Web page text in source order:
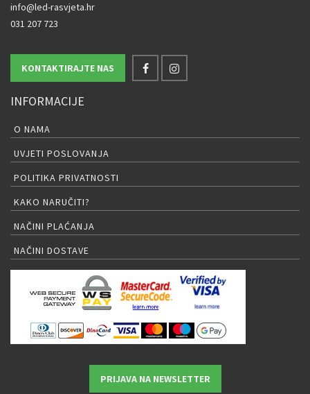
info@led-rasvjeta.hr
031 207 723
KONTAKTIRAJTE NAS
INFORMACIJE
O NAMA
UVJETI POSLOVANJA
POLITIKA PRIVATNOSTI
KAKO NARUČITI?
NAČINI PLAĆANJA
NAČINI DOSTAVE
PRIJAVA NA NEWSLETTER